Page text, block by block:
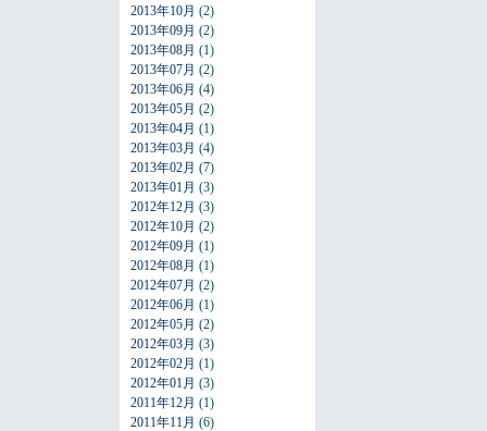
2013年10月 (2)
2013年09月 (2)
2013年08月 (1)
2013年07月 (2)
2013年06月 (4)
2013年05月 (2)
2013年04月 (1)
2013年03月 (4)
2013年02月 (7)
2013年01月 (3)
2012年12月 (3)
2012年10月 (2)
2012年09月 (1)
2012年08月 (1)
2012年07月 (2)
2012年06月 (1)
2012年05月 (2)
2012年03月 (3)
2012年02月 (1)
2012年01月 (3)
2011年12月 (1)
2011年11月 (6)